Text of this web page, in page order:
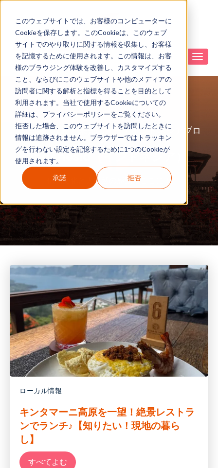
このウェブサイトでは、お客様のコンピューターに
Cookieを保存します。このCookieは、このウェブ
サイトでのやり取りに関する情報を収集し、お客様
を記憶するために使用されます。この情報は、お客
様のブラウジング体験を改善し、カスタマイズする
こと、ならびにこのウェブサイトや他のメディアの
訪問者に関する解析と指標を得ることを目的として
利用されます。当社で使用するCookieについての
詳細は、プライバシーポリシーをご覧ください。
拒否した場合、このウェブサイトを訪問したときに
情報は追跡されません。ブラウザーではトラッキン
グを行わない設定を記憶するために1つのCookieが
使用されます。
承諾 拒否
「楽園バリ島と未知の冒険！インドネシアブロ
グ」
Indonesia（インドネシア）
伝統文化と大自然の感動がここに！
ローカル情報
キンタマーニ高原を一望！絶景レストラ
ンでランチ♪【知りたい！現地の暮ら
し】
すべてよむ